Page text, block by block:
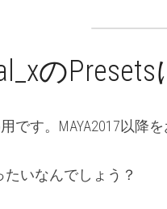
の
用です。MAYA2017以降
たいなんでしょう？